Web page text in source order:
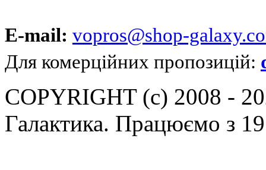
E-mail: vopros@shop-
Для комерційних пропозицій:
COPYRIGHT (c) 2008 -
Галактика. Працюємо з